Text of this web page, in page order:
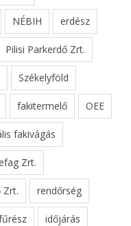
NÉBIH erdész
Pilisi Parkerdő Zrt.
Székelyföld
fakitermelő OEE
fakivágás
Zrt.
Zrt. rendőrség
időjárás